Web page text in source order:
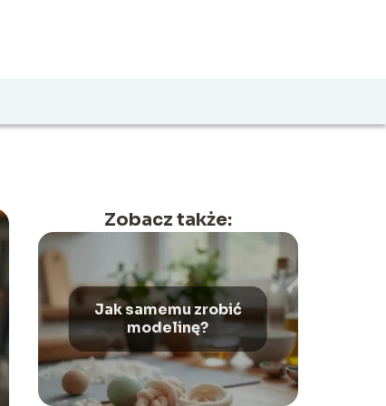
Zobacz także:
Jak samemu zrobić
modelinę?